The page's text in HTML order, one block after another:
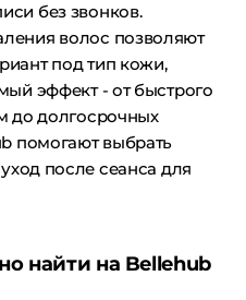
без звонков.
волос позволяют
под тип кожи,
эффект - от быстрого
до долгосрочных
помогают выбрать
после сеанса для
найти на Bellehub